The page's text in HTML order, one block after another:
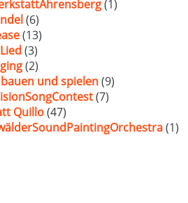
(1)
(6)
(13)
(3)
(2)
und spielen(9)
(7)
Quillo(47)
(1)